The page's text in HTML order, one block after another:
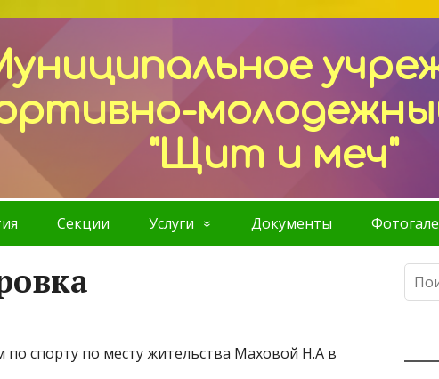
"Щит и меч"
Секции Услуги Документы
спорту по месту жительства Маховой Н.А в